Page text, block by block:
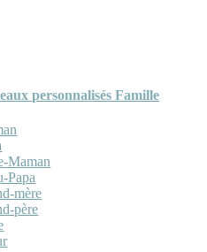
personnalisés Famille
Maman
Papa
mère
père